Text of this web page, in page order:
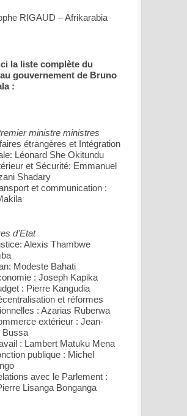
RIGAUD – Afrikarabia
la liste complète du
gouvernement de Bruno
:
ministre ministres
étrangères et Intégration
Léonard She Okitundu
et Sécurité: Emmanuel
Shadary
et communication :
d’Etat
Alexis Thambwe
Modeste Bahati
: Joseph Kapika
: Pierre Kangudia
et réformes
: Azarias Ruberwa
extérieur : Jean-
Bussa
: Lambert Matuku Mena
publique : Michel
avec le Parlement :
Lisanga Bonganga